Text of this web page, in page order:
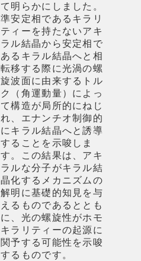
て明らかにしました。
準安定相であるキラリ
ティーを持たないアキ
ラル結晶から安定相で
あるキラル結晶へと相
転移する際に光渦の螺
旋波面に由来するトル
ク（角運動量）によっ
て構造が局所的にねじ
れ、エナンチオ制御的
にキラル結晶へと誘導
することを示唆しま
す。この結果は、アキ
ラルな分子がキラル結
晶化するメカニズムの
解明に基礎的知見を与
えるものであるととも
に、光の螺旋性がホモ
キラリティーの起源に
関予する可能性を示唆
するものです。